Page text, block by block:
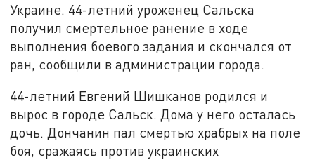
Украине. 44-летний уроженец Сальска
получил смертельное ранение в ходе
выполнения боевого задания и скончался от
ран, сообщили в администрации города.
44-летний Евгений Шишканов родился и
вырос в городе Сальск. Дома у него осталась
дочь. Дончанин пал смертью храбрых на поле
боя, сражаясь против украинских